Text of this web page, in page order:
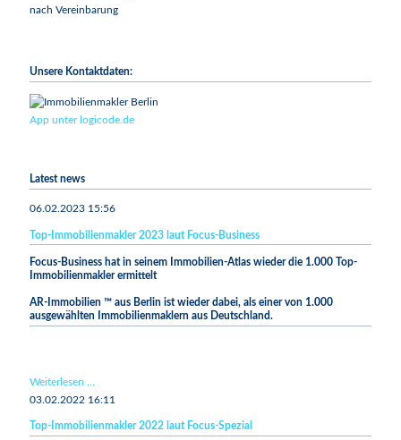
nach Vereinbarung
Unsere Kontaktdaten:
App unter logicode.de
Latest news
06.02.2023 15:56
Top-Immobilienmakler 2023 laut Focus-Business
Focus-Business hat in seinem Immobilien-Atlas wieder die 1.000 Top-
Immobilienmakler ermittelt
AR-Immobilien ™ aus Berlin ist wieder dabei, als einer von 1.000
ausgewählten Immobilienmaklern aus Deutschland.
Weiterlesen …
Immobilienmakler
laut
03.02.2022 16:11
Top-Immobilienmakler 2022 laut Focus-Spezial